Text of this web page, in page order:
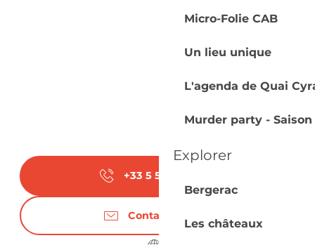
Micro-Folie CAB
Un lieu unique
L'agenda de Quai
Murder party - Saison
Explorer
Bergerac
Les châteaux
+33 5 53 27 92
Contactez-nous